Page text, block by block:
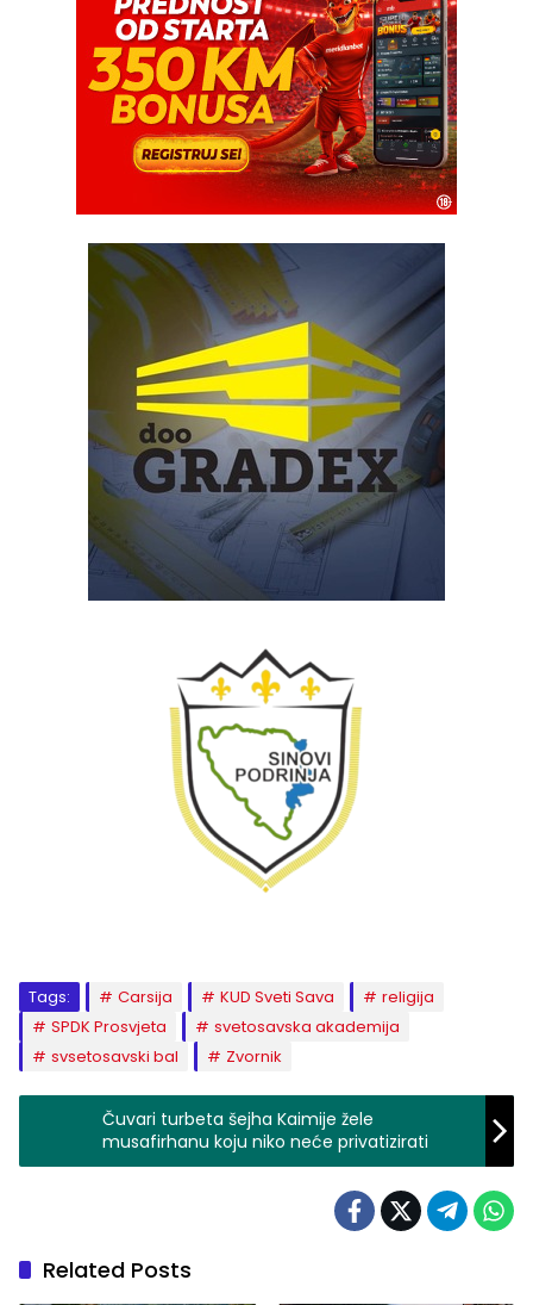
Tags: Carsija KUD Sveti Sava
religija
SPDK Prosvjeta
svetosavska akademija
svsetosavski bal
Zvornik
Čuvari turbeta šejha Kaimije žele
musafirhanu koju niko neće privatizirati
Related Posts